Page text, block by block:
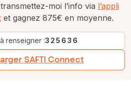
moi l’info via l’appli
et gagnez 875€ en moyenne.
renseigner :325636
SAFTI Connect